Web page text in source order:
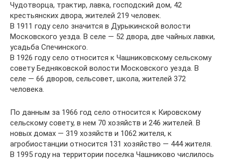
Чудотворца, трактир, лавка, господский дом, 42
крестьянских двора, жителей 219 человек.
В 1911 году село значится в Дурыкинской волости
Московского уезда. В селе — 52 двора, две чайных лавки,
усадьба Спечинского.
В 1926 году село относится к Чашниковскому сельскому
совету Бедняковской волости Московского уезда. В
селе — 66 дворов, сельсовет, школа, жителей 372
человека.
По данным за 1966 год село относится к Кировскому
сельскому совету, в нем 70 хозяйств и 246 жителей. В
новых домах — 319 хозяйств и 1062 жителя, к
агробиостанции относится 131 хозяйство — 444 жителя.
В 1995 году на территории поселка Чашниково числилось